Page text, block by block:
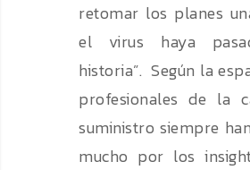
retomar los planes
el virus haya
historia”. Según la
profesionales de la
suministro siempre
mucho por los